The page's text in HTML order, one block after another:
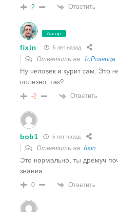
2 Ответить
Автор
fixin 5 лет назад
Ответить на 1cРозница
Ну человек и курит сам. Это
полезно. так?
-2 Ответить
bob1 5 лет назад
Ответить на fixin
Это нормально, ты дремуч
знания.
0 Ответить